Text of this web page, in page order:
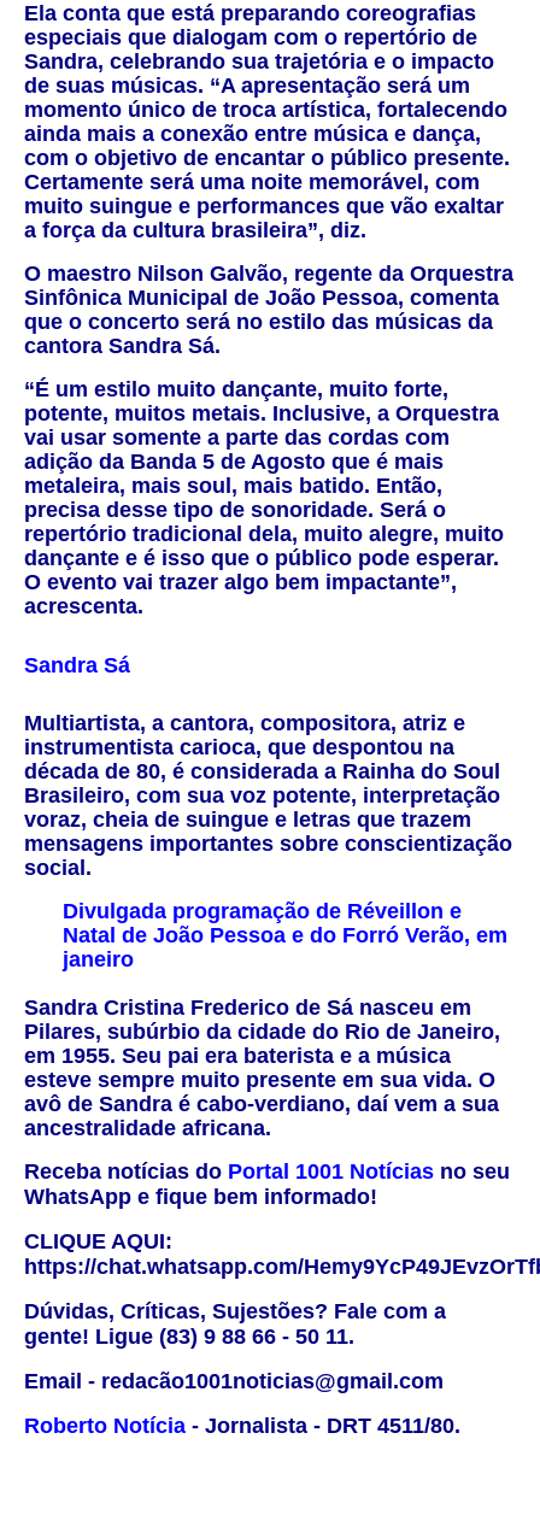
Ela conta que está preparando coreografias
especiais que dialogam com o repertório de
Sandra, celebrando sua trajetória e o impacto
de suas músicas. “A apresentação será um
momento único de troca artística, fortalecendo
ainda mais a conexão entre música e dança,
com o objetivo de encantar o público presente.
Certamente será uma noite memorável, com
muito suingue e performances que vão exaltar
a força da cultura brasileira”, diz.
O maestro Nilson Galvão, regente da Orquestra
Sinfônica Municipal de João Pessoa, comenta
que o concerto será no estilo das músicas da
cantora Sandra Sá.
“É um estilo muito dançante, muito forte,
potente, muitos metais. Inclusive, a Orquestra
vai usar somente a parte das cordas com
adição da Banda 5 de Agosto que é mais
metaleira, mais soul, mais batido. Então,
precisa desse tipo de sonoridade. Será o
repertório tradicional dela, muito alegre, muito
dançante e é isso que o público pode esperar.
O evento vai trazer algo bem impactante”,
acrescenta.
Sandra Sá
Multiartista, a cantora, compositora, atriz e
instrumentista carioca, que despontou na
década de 80, é considerada a Rainha do Soul
Brasileiro, com sua voz potente, interpretação
voraz, cheia de suingue e letras que trazem
mensagens importantes sobre conscientização
social.
Divulgada programação de Réveillon e
Natal de João Pessoa e do Forró Verão, em
janeiro
Sandra Cristina Frederico de Sá nasceu em
Pilares, subúrbio da cidade do Rio de Janeiro,
em 1955. Seu pai era baterista e a música
esteve sempre muito presente em sua vida. O
avô de Sandra é cabo-verdiano, daí vem a sua
ancestralidade africana.
Receba notícias do Portal 1001 Notícias no seu
WhatsApp e fique bem informado!
CLIQUE AQUI:
https://chat.whatsapp.com/
Dúvidas, Críticas, Sujestões? Fale com a
gente! Ligue (83) 9 88 66 - 50 11.
Email - redacão1001noticias@gmail.com
Roberto Notícia - Jornalista - DRT 4511/80.